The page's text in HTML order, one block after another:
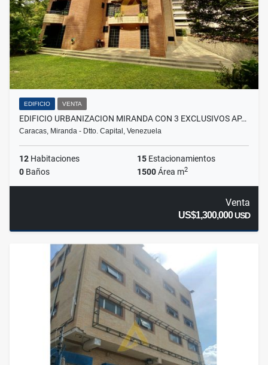
EDIFICIO VENTA
EDIFICIO URBANIZACION MIRANDA CON 3 EXCLUSIVOS AP…
Caracas, Miranda - Dtto. Capital, Venezuela
12 Habitaciones 15 Estacionamientos
0 Baños 1500Área m2
Venta
US$1,300,000USD